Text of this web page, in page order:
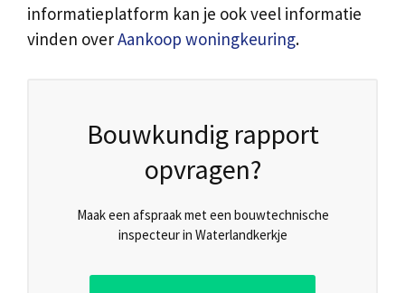
informatieplatform kan je ook veel informatie
vinden overAankoop woningkeuring.
Bouwkundig rapport
opvragen?
Maak een afspraak met een bouwtechnische
inspecteur in Waterlandkerkje